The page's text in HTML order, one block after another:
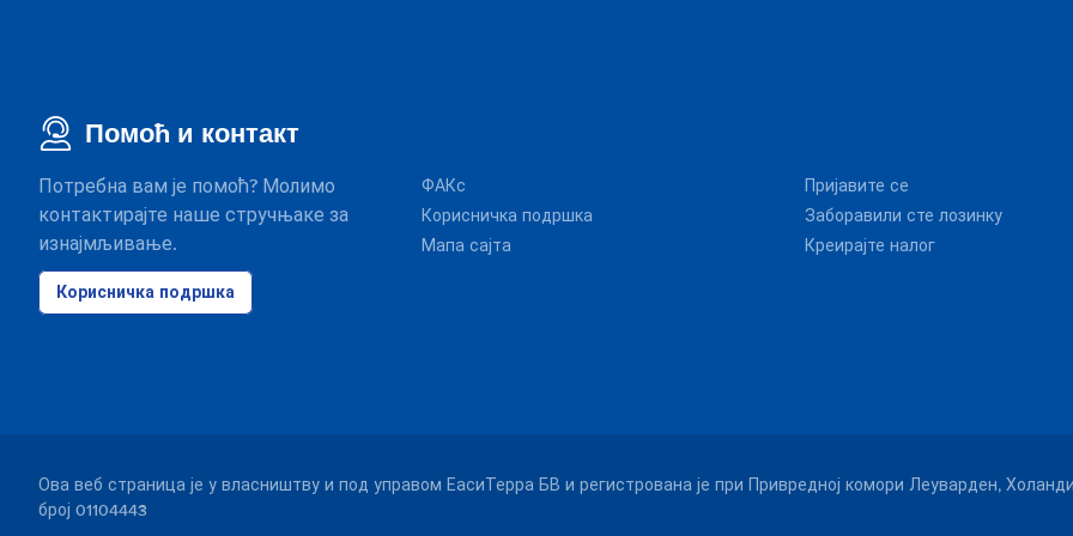
Помоћ и контакт
Потребна вам је помоћ? Молимо
контактирајте наше стручњаке за
изнајмљивање.
Корисничка подршка
ФАКс
Корисничка подршка
Мапа сајта
Пријавите се
Заборавили сте лозинку
Креирајте налог
Ова веб страница је у власништву и под управом ЕасиТерра БВ и регистрована је при Привредној комори Леуварден,
број 01104443